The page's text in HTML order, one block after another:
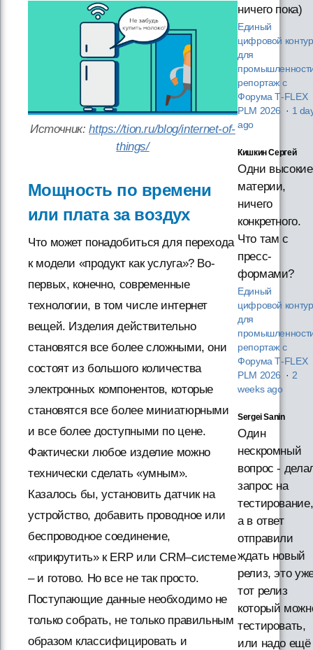
Источник:https://tion.ru/blog/internet-of-
things/
Мощность по времени
или плата за воздух
Что может понадобиться для перехода
к модели «продукт как услуга»? Во-
первых, конечно, современные
технологии, в том числе интернет
вещей. Изделия действительно
становятся все более сложными, они
состоят из большого количества
электронных компонентов, которые
становятся все более миниатюрными
и все более доступными по цене.
Фактически любое изделие можно
технически сделать «умным».
Казалось бы, установить датчик на
устройство, добавить проводное или
беспроводное соединение,
«прикрутить» к ERP или CRM–системе
– и готово. Но все не так просто.
Поступающие данные необходимо не
только собрать, не только правильным
образом классифицировать и
ничего пока)
Единый
цифровой контур
для
репортаж с
Форума T‑FLEX
PLM 2026 · 1
ago
Кишкин Сергей
Одни высокие
материи,
ничего
конкретного.
Что там с
пресс-
формами?
Единый
цифровой контур
для
репортаж с
Форума T‑FLEX
PLM 2026 · 2
weeks ago
Sergei Sanin
Один
нескромный
вопрос -
запрос на
тестирование,
а в ответ
отправили
ждать новый
релиз, это
тот релиз
который
тестировать,
или надо ещё